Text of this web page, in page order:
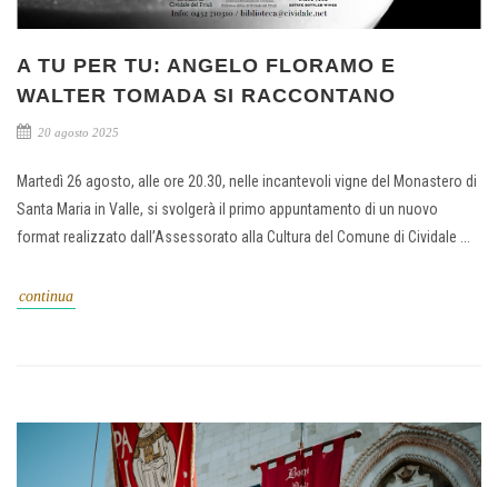
A TU PER TU: ANGELO FLORAMO E
WALTER TOMADA SI RACCONTANO
20 agosto 2025
Martedì 26 agosto, alle ore 20.30, nelle incantevoli vigne del Monastero di
Santa Maria in Valle, si svolgerà il primo appuntamento di un nuovo
format realizzato dall’Assessorato alla Cultura del Comune di Cividale ...
continua